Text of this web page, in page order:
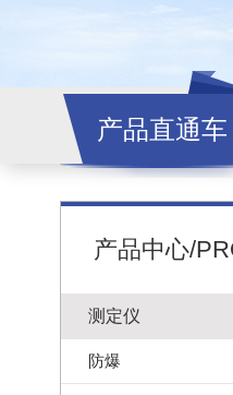
产品直通车
产品中心/
测定仪
防爆